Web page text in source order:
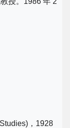
，1928